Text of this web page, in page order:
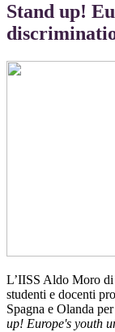
Stand up!
L’IISS Aldo Moro di
studenti e docenti
Spagna e Olanda
up! Europe's youth